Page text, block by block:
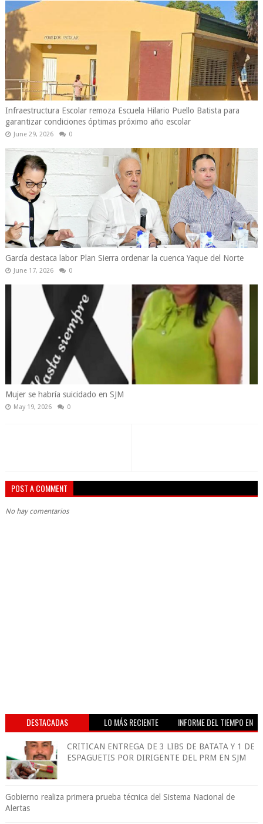
Infraestructura Escolar remoza Escuela Hilario Puello Batista para
garantizar condiciones óptimas próximo año escolar
June 29, 2026 0
García destaca labor Plan Sierra ordenar la cuenca Yaque del Norte
June 17, 2026 0
Mujer se habría suicidado en SJM
May 19, 2026 0
POST A COMMENT
No hay comentarios
DESTACADAS LO MÁS RECIENTE
INFORME DEL TIEMPO EN
CRITICAN ENTREGA DE 3 LIBS DE BATATA Y 1 DE
ESPAGUETIS POR DIRIGENTE DEL PRM EN SJM
Gobierno realiza primera prueba técnica del Sistema Nacional de
Alertas